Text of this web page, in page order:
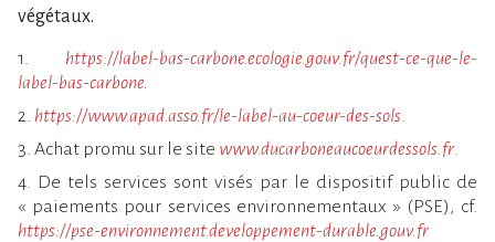
végétaux.
1. https://label-bas-carbone.ecologie.gouv.fr/quest-ce-que-le-
label-bas-carbone.
2. https://www.apad.asso.fr/le-label-au-coeur-des-sols.
3. Achat promu sur le site www.ducarboneaucoeurdessols.fr.
4. De tels services sont visés par le dispositif public de
« paiements pour services environnementaux » (PSE), cf.
https://pse-environnement.developpement-durable.gouv.fr